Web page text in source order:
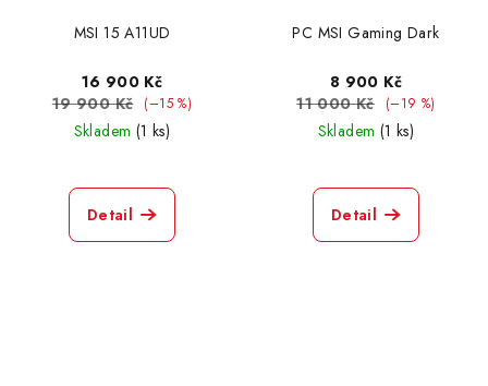
MSI 15 A11UD
16 900 Kč
19 900 Kč (–15 %)
Skladem (1 ks)
Detail
PC MSI Gaming Dark
8 900 Kč
11 000 Kč
(–19 %)
Skladem (1 ks)
Detail